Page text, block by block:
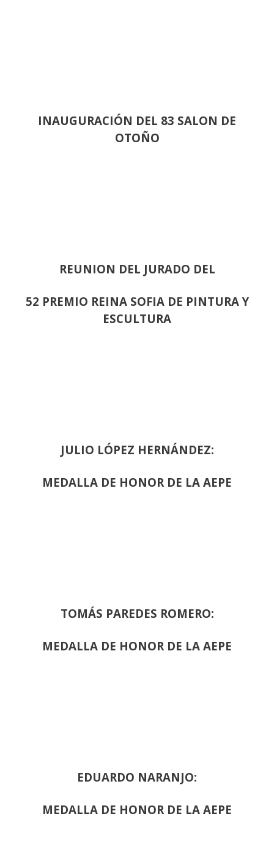
INAUGURACIÓN DEL 83 SALON DE
OTOÑO
REUNION DEL JURADO DEL
52 PREMIO REINA SOFIA DE PINTURA Y
ESCULTURA
JULIO LÓPEZ HERNÁNDEZ:
MEDALLA DE HONOR DE LA AEPE
TOMÁS PAREDES ROMERO:
MEDALLA DE HONOR DE LA AEPE
EDUARDO NARANJO:
MEDALLA DE HONOR DE LA AEPE